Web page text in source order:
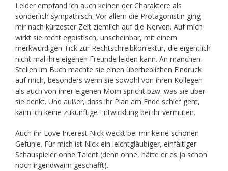
Leider empfand ich auch keinen der Charaktere als
sonderlich sympathisch. Vor allem die Protagonistin ging
mir nach kürzester Zeit ziemlich auf die Nerven. Auf mich
wirkt sie recht egoistisch, unscheinbar, mit einem
merkwürdigen Tick zur Rechtschreibkorrektur, die eigentlich
nicht mal ihre eigenen Freunde leiden kann. An manchen
Stellen im Buch machte sie einen überheblichen Eindruck
auf mich, besonders wenn sie sowohl von ihren Kollegen
als auch von ihrer eigenen Mom spricht bzw. was sie über
sie denkt. Und außer, dass ihr Plan am Ende schief geht,
kann ich keine zukünftige Entwicklung bei ihr vermuten.
Auch ihr Love Interest Nick weckt bei mir keine schönen
Gefühle. Für mich ist Nick ein leichtgläubiger, einfältiger
Schauspieler ohne Talent (denn ohne, hätte er es ja schon
noch irgendwann geschafft).